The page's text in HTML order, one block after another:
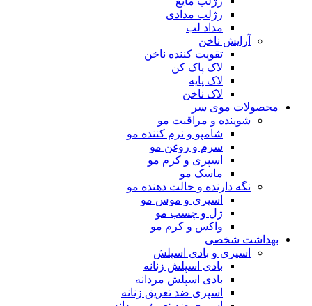
رژلب مدادی
مداد لب
آرایش ناخن
تقویت کننده ناخن
لاک پاک کن
لاک پایه
لاک ناخن
محصولات موی سر
شوینده و مراقبت مو
شامپو و نرم کننده مو
سرم و روغن مو
اسپری و کرم مو
ماسک مو
نگه دارنده و حالت دهنده مو
اسپری و موس مو
ژل و چسب مو
واکس و کرم مو
بهداشت شخصی
اسپری و بادی اسپلش
بادی اسپلش زنانه
بادی اسپلش مردانه
اسپری ضد تعریق زنانه